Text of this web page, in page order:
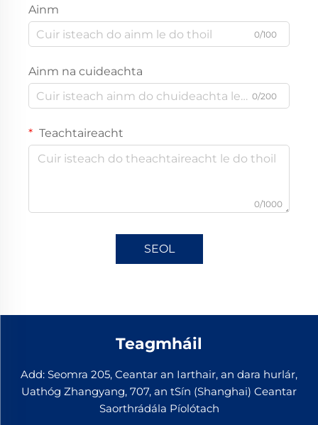
Ainm
0/100
Ainm na cuideachta
0/200
Teachtaireacht
0/1000
SEOL
Teagmháil
Add: Seomra 205, Ceantar an Iarthair, an dara hurlár,
Uathóg Zhangyang, 707, an tSín (Shanghai) Ceantar
Saorthrádála Píolótach